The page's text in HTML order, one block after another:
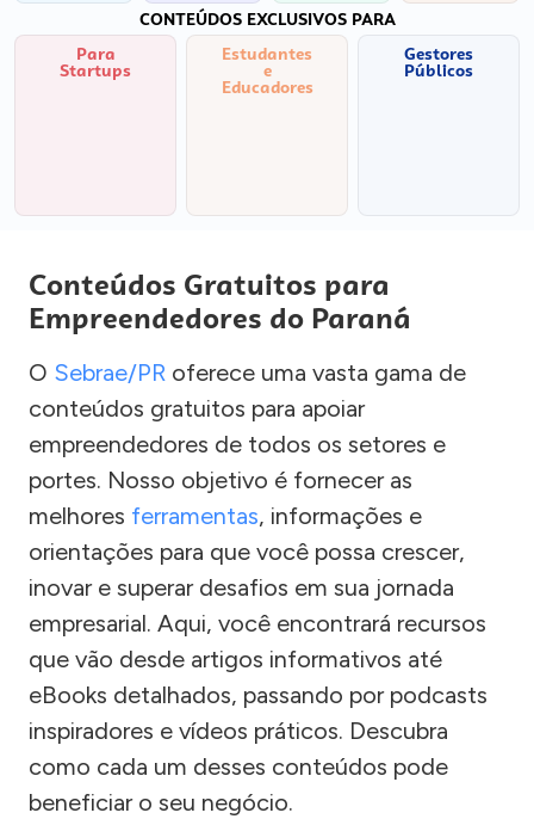
CONTEÚDOS EXCLUSIVOS PARA
Para
Startups
Estudantes
e
Educadores
Gestores
Públicos
Conteúdos Gratuitos para
Empreendedores do Paraná
O Sebrae/PR oferece uma vasta gama de
conteúdos gratuitos para apoiar
empreendedores de todos os setores e
portes. Nosso objetivo é fornecer as
melhores ferramentas, informações e
orientações para que você possa crescer,
inovar e superar desafios em sua jornada
empresarial. Aqui, você encontrará recursos
que vão desde artigos informativos até
eBooks detalhados, passando por podcasts
inspiradores e vídeos práticos. Descubra
como cada um desses conteúdos pode
beneficiar o seu negócio.